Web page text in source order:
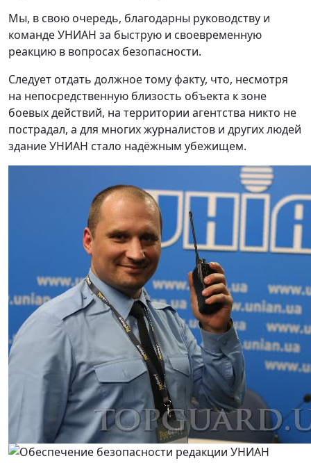
Мы, в свою очередь, благодарны руководству и
команде УНИАН за быструю и своевременную
реакцию в вопросах безопасности.
Следует отдать должное тому факту, что, несмотря
на непосредственную близость объекта к зоне
боевых действий, на территории агентства никто не
пострадал, а для многих журналистов и других людей
здание УНИАН стало надёжным убежищем.